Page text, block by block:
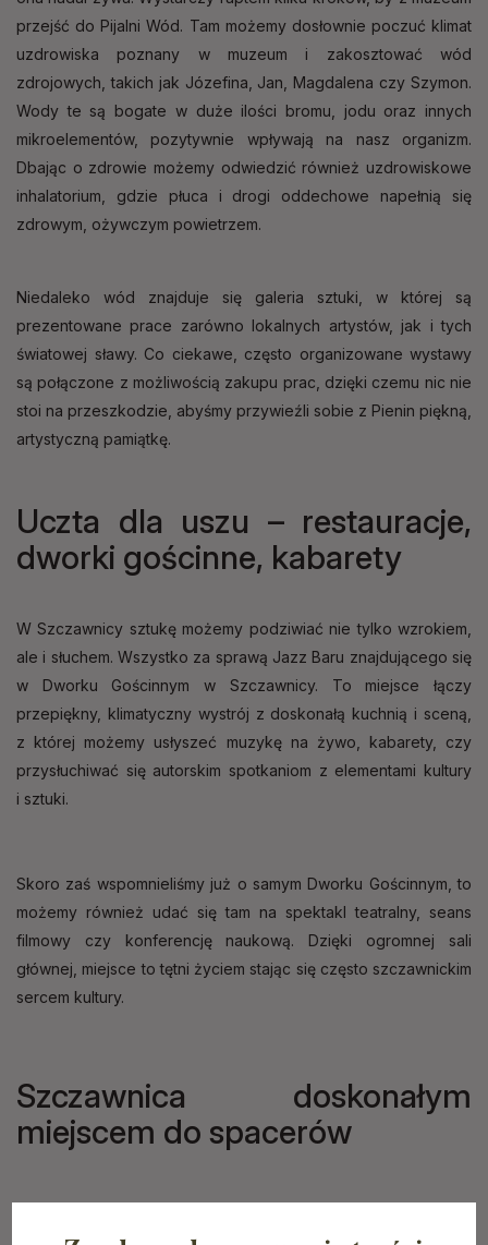
przejść do Pijalni Wód. Tam możemy dosłownie poczuć klimat
uzdrowiska poznany w muzeum i zakosztować wód
zdrojowych, takich jak Józefina, Jan, Magdalena czy Szymon.
Wody te są bogate w duże ilości bromu, jodu oraz innych
mikroelementów, pozytywnie wpływają na nasz organizm.
Dbając o zdrowie możemy odwiedzić również uzdrowiskowe
inhalatorium, gdzie płuca i drogi oddechowe napełnią się
zdrowym, ożywczym powietrzem.
Niedaleko wód znajduje się galeria sztuki, w której są
prezentowane prace zarówno lokalnych artystów, jak i tych
światowej sławy. Co ciekawe, często organizowane wystawy
są połączone z możliwością zakupu prac, dzięki czemu nic nie
stoi na przeszkodzie, abyśmy przywieźli sobie z Pienin piękną,
artystyczną pamiątkę.
Uczta dla uszu – restauracje,
dworki gościnne, kabarety
W Szczawnicy sztukę możemy podziwiać nie tylko wzrokiem,
ale i słuchem. Wszystko za sprawą Jazz Baru znajdującego się
w Dworku Gościnnym w Szczawnicy. To miejsce łączy
przepiękny, klimatyczny wystrój z doskonałą kuchnią i sceną,
z której możemy usłyszeć muzykę na żywo, kabarety, czy
przysłuchiwać się autorskim spotkaniom z elementami kultury
i sztuki.
Skoro zaś wspomnieliśmy już o samym Dworku Gościnnym, to
możemy również udać się tam na spektakl teatralny, seans
filmowy czy konferencję naukową. Dzięki ogromnej sali
głównej, miejsce to tętni życiem stając się często szczawnickim
sercem kultury.
Szczawnica doskonałym
miejscem do spacerów